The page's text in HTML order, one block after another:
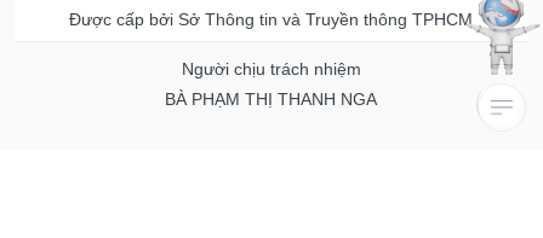
Được cấp bởi Sở Thông tin và Truyền thông TPHCM
Người chịu trách nhiệm
BÀ PHẠM THỊ THANH NGA